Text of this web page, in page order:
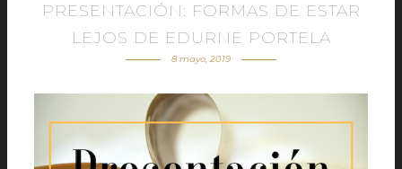
PRESENTACIÓN: FORMAS DE ESTAR
LEJOS DE EDURNE PORTELA
8 mayo, 2019